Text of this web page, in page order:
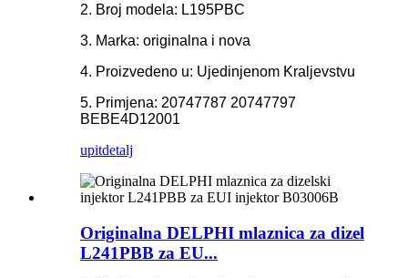
2. Broj modela: L195PBC
3. Marka: originalna i nova
4. Proizvedeno u: Ujedinjenom Kraljevstvu
5. Primjena: 20747787 20747797
BEBE4D12001
upitdetalj
Originalna DELPHI mlaznica za dizel
L241PBB za EU...